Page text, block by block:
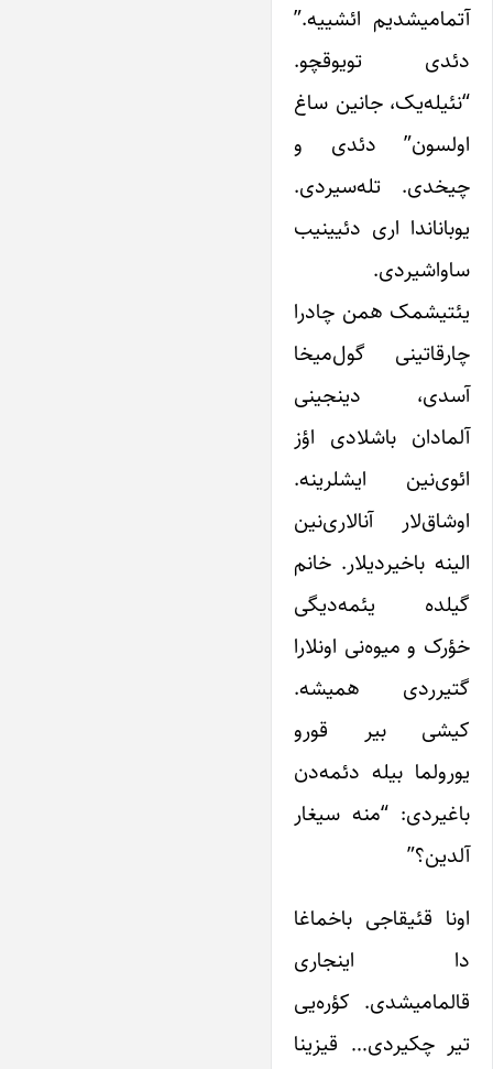
آتمامیشدیم ائشییه.”
دئدی تویوقچو.
“نئیله‌یک، جانین ساغ
اولسون” دئدی و
چیخدی. تله‌سیردی.
یوباناندا اری دئیینیب
ساواشیردی.
یئتیشمک همن چادرا
چارقاتینی گول‌میخا
آسدی، دینجینی
آلمادان باشلادی اؤز
ائوی‌نین ایشلرینه.
اوشاق‌لار آنالاری‌نین
الینه باخیردیلار. خانم
گیلده یئمه‌دیگی
خؤرک و میوه‌نی اونلارا
گتیرردی همیشه.
کیشی بیر قورو
یورولما بیله دئمه‌دن
باغیردی: “منه سیغار
آلدین؟”
اونا قئیقاجی باخماغا
دا اینجاری
قالمامیشدی. کؤره‌یی
تیر چکیردی… قیزینا